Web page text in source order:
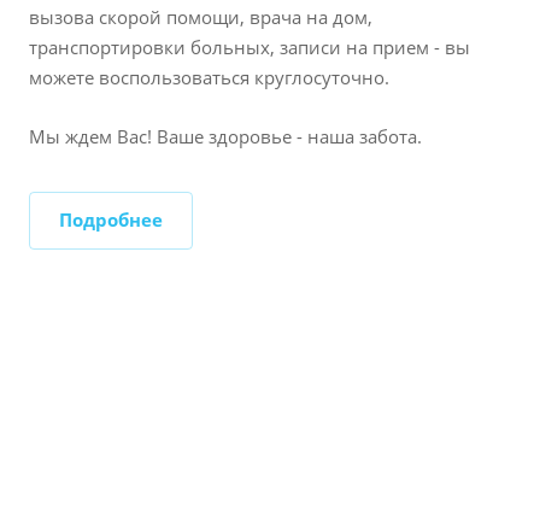
вызова скорой помощи, врача на дом,
транспортировки больных, записи на прием - вы
можете воспользоваться круглосуточно.
Мы ждем Вас! Ваше здоровье - наша забота.
Подробнее